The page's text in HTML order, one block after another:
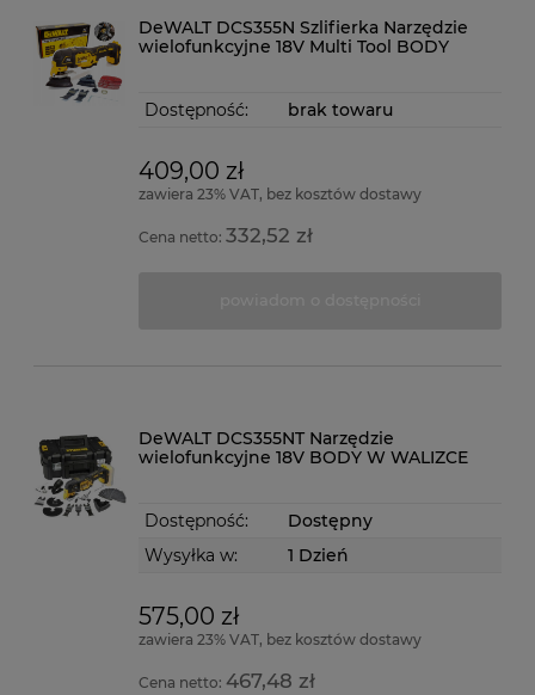
DeWALT DCS355N Szlifierka Narzędzie
wielofunkcyjne 18V Multi Tool BODY
Dostępność: brak towaru
409,00 zł
zawiera 23% VAT, bez kosztów dostawy
Cena netto:332,52 zł
DeWALT DCS355NT Narzędzie
wielofunkcyjne 18V BODY W WALIZCE
Dostępność:
Dostępny
Wysyłka w:
1 Dzień
575,00 zł
zawiera 23% VAT, bez kosztów dostawy
Cena netto:467,48 zł